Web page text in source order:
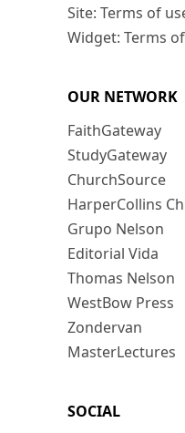
Site: Terms of
Widget: Terms
OUR NETWORK
FaithGateway
StudyGateway
ChurchSource
HarperCollins
Grupo Nelson
Editorial Vida
Thomas Nelson
WestBow Press
Zondervan
MasterLectures
SOCIAL